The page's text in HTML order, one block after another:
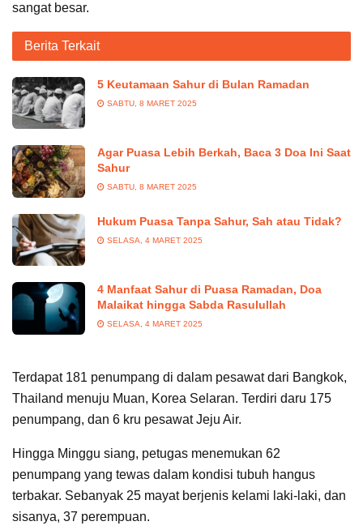
sangat besar.
Berita Terkait
5 Keutamaan Sahur di Bulan Ramadan
SABTU, 8 MARET 2025
Agar Puasa Lebih Berkah, Baca 3 Doa Ini Saat
Sahur
SABTU, 8 MARET 2025
Hukum Puasa Tanpa Sahur, Sah atau Tidak?
SELASA, 4 MARET 2025
4 Manfaat Sahur di Puasa Ramadan, Doa
Malaikat hingga Sabda Rasulullah
SELASA, 4 MARET 2025
Terdapat 181 penumpang di dalam pesawat dari Bangkok,
Thailand menuju Muan, Korea Selaran. Terdiri daru 175
penumpang, dan 6 kru pesawat Jeju Air.
Hingga Minggu siang, petugas menemukan 62
penumpang yang tewas dalam kondisi tubuh hangus
terbakar. Sebanyak 25 mayat berjenis kelami laki-laki, dan
sisanya, 37 perempuan.